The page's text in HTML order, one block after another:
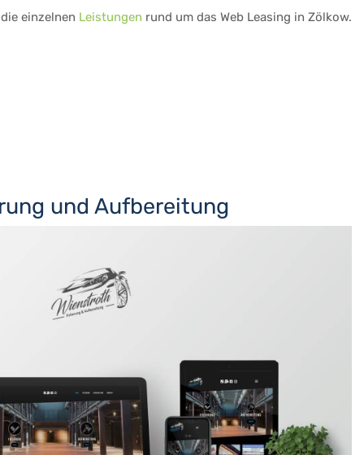
einzelnen Leistungen rund um das Web Leasing in Zölkow.
und Aufbereitung